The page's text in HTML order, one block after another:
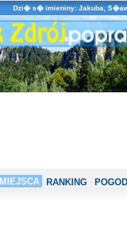
Dzi� s� imieniny: Jakuba,
MIEJSCA RANKING